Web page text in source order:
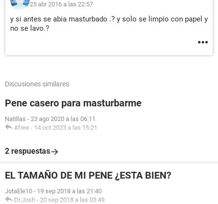
25 abr 2016 a las 22:57
y si antes se abia masturbado .? y solo se limpio con papel y
no se lavo.?
Discusiones similares
Pene casero para masturbarme
Natillas - 23 ago 2020 a las 06:11
Afree - 14 oct 2023 a las 15:21
2 respuestas
EL TAMAÑO DE MI PENE ¿ESTA BIEN?
JotaEle10 - 19 sep 2018 a las 21:40
Dr.Josh - 20 sep 2018 a las 03:49